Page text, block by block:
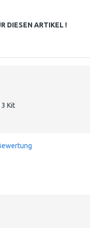
DIESEN ARTIKEL !
3 Kit